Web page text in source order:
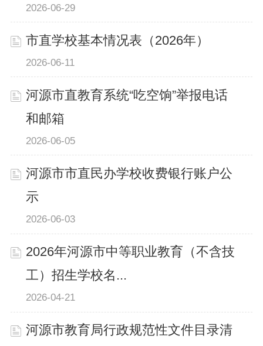
2026-06-29
市直学校基本情况表（2026年）
2026-06-11
河源市直教育系统“吃空饷”举报电话
和邮箱
2026-06-05
河源市市直民办学校收费银行账户公
示
2026-06-03
2026年河源市中等职业教育（不含技
工）招生学校名...
2026-04-21
河源市教育局行政规范性文件目录清